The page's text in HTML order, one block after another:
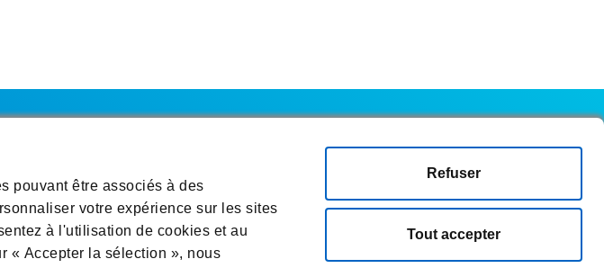
pouvant être associés à des
votre expérience sur les sites
à l'utilisation de cookies et au
« Accepter la sélection », nous
Tout accepter
Refuser
Conditions générales d'utilisation
Informations sur les cookies